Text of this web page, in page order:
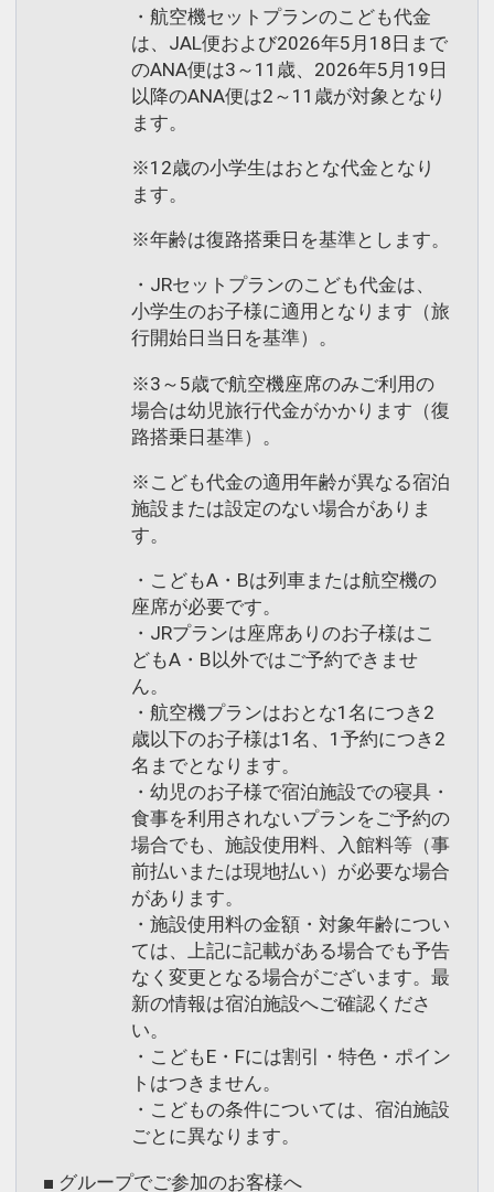
・航空機セットプランのこども代金
は、JAL便および2026年5月18日まで
のANA便は3～11歳、2026年5月19日
以降のANA便は2～11歳が対象となり
ます。
※12歳の小学生はおとな代金となり
ます。
※年齢は復路搭乗日を基準とします。
・JRセットプランのこども代金は、
小学生のお子様に適用となります（旅
行開始日当日を基準）。
※3～5歳で航空機座席のみご利用の
場合は幼児旅行代金がかかります（復
路搭乗日基準）。
※こども代金の適用年齢が異なる宿泊
施設または設定のない場合がありま
す。
・こどもA・Bは列車または航空機の
座席が必要です。
・JRプランは座席ありのお子様はこ
どもA・B以外ではご予約できませ
ん。
・航空機プランはおとな1名につき2
歳以下のお子様は1名、1予約につき2
名までとなります。
・幼児のお子様で宿泊施設での寝具・
食事を利用されないプランをご予約の
場合でも、施設使用料、入館料等（事
前払いまたは現地払い）が必要な場合
があります。
・施設使用料の金額・対象年齢につい
ては、上記に記載がある場合でも予告
なく変更となる場合がございます。最
新の情報は宿泊施設へご確認くださ
い。
・こどもE・Fには割引・特色・ポイン
トはつきません。
・こどもの条件については、宿泊施設
ごとに異なります。
■ グループでご参加のお客様へ